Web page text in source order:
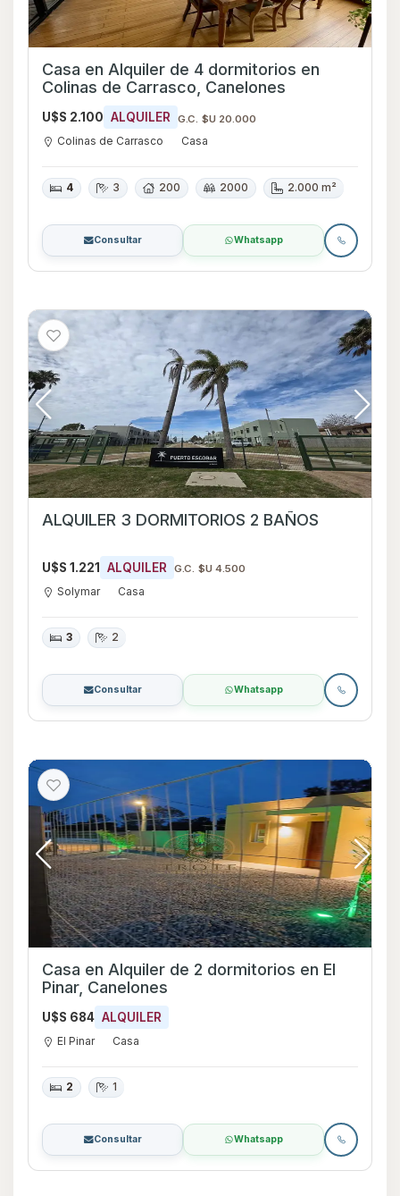
Casa en Alquiler de 4 dormitorios en
Colinas de Carrasco, Canelones
U$S 2.100 ALQUILER G.C. $U 20.000
Colinas de Carrasco Casa
4 3 200 2000 2.000 m²
Consultar Whatsapp
ALQUILER 3 DORMITORIOS 2 BAÑOS
U$S 1.221 ALQUILER G.C. $U 4.500
Solymar Casa
3 2
Consultar Whatsapp
Casa en Alquiler de 2 dormitorios en El
Pinar, Canelones
U$S 684 ALQUILER
El Pinar Casa
2 1
Consultar Whatsapp